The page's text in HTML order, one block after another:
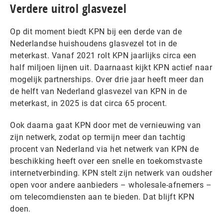
Verdere uitrol glasvezel
Op dit moment biedt KPN bij een derde van de
Nederlandse huishoudens glasvezel tot in de
meterkast. Vanaf 2021 rolt KPN jaarlijks circa een
half miljoen lijnen uit. Daarnaast kijkt KPN actief naar
mogelijk partnerships. Over drie jaar heeft meer dan
de helft van Nederland glasvezel van KPN in de
meterkast, in 2025 is dat circa 65 procent.
Ook daarna gaat KPN door met de vernieuwing van
zijn netwerk, zodat op termijn meer dan tachtig
procent van Nederland via het netwerk van KPN de
beschikking heeft over een snelle en toekomstvaste
internetverbinding. KPN stelt zijn netwerk van oudsher
open voor andere aanbieders – wholesale-afnemers –
om telecomdiensten aan te bieden. Dat blijft KPN
doen.